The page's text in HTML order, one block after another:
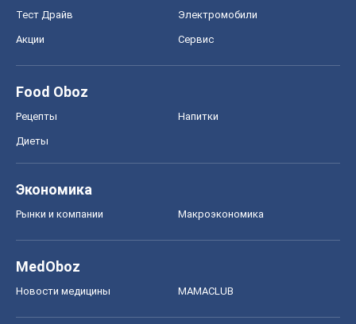
Тест Драйв Электромобили
Акции Сервис
Food Oboz
Рецепты Напитки
Диеты
Экономика
Рынки и компании Mакроэкономика
MedOboz
Новости медицины MAMACLUB